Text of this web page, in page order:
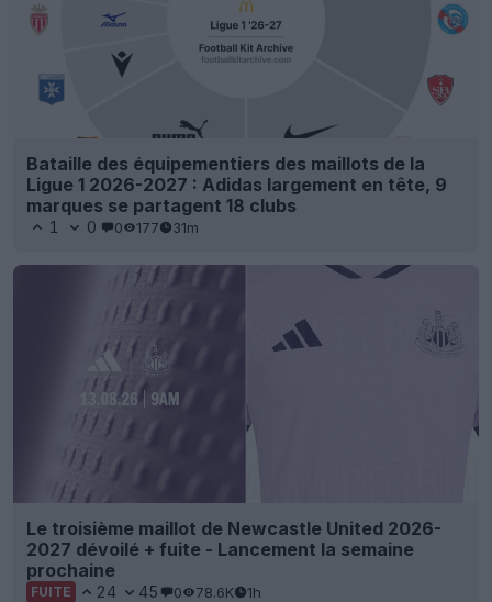
Bataille des équipementiers des maillots de la
Ligue 1 2026-2027 : Adidas largement en tête, 9
marques se partagent 18 clubs
1 0 0 177 31m
Le troisième maillot de Newcastle United 2026-
2027 dévoilé + fuite - Lancement la semaine
prochaine
FUITE 24 45 0 78.6K 1h